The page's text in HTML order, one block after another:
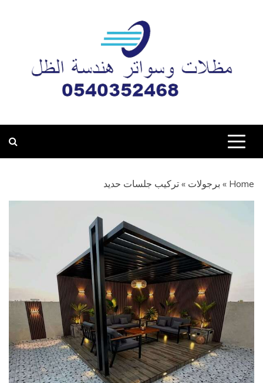
مظلات وسواتر هندسة
Home
» برجولات » تركيب جلسات حديد